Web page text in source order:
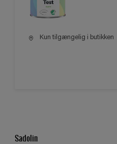
Kun tilgængelig i butikken
Sadolin